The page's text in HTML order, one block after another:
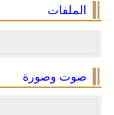
الملفات
صوت وصورة